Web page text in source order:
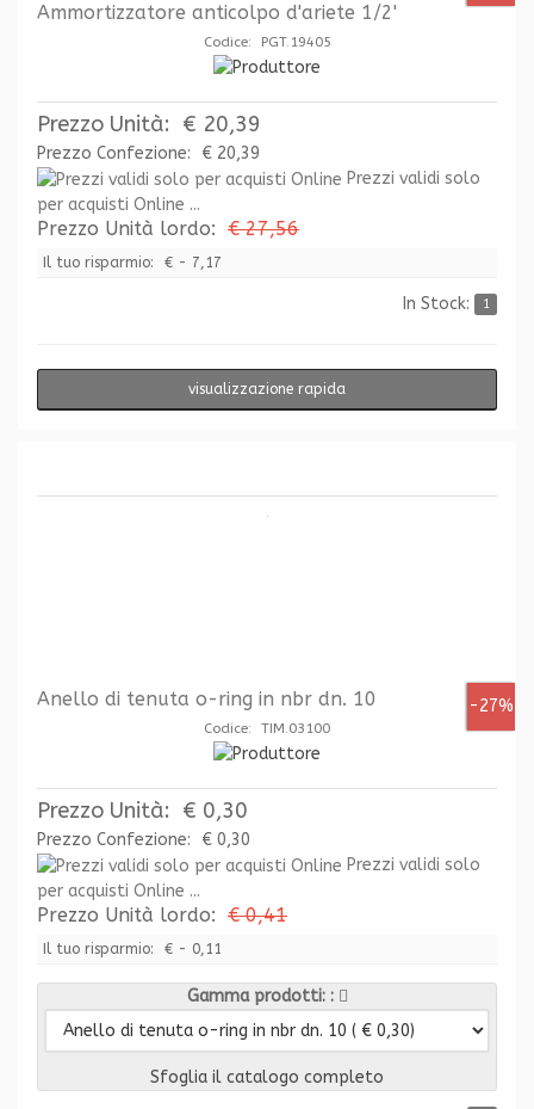
Ammortizzatore anticolpo d'ariete 1/2'
Codice: PGT.19405
Prezzo Unità: € 20,39
Prezzo Confezione:
€ 20,39
Prezzi validi solo
per acquisti Online ...
Prezzo Unità lordo: € 27,56
Il tuo risparmio: € - 7,17
In Stock: 1
visualizzazione rapida
-27%
Anello di tenuta o-ring in nbr dn. 10
Codice: TIM.03100
Prezzo Unità: € 0,30
Prezzo Confezione:
€ 0,30
Prezzi validi solo
per acquisti Online ...
Prezzo Unità lordo: € 0,41
Il tuo risparmio: € - 0,11
Gamma prodotti:
Sfoglia il catalogo completo